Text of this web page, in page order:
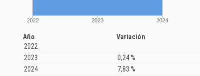
2022 2023 2024
Año
Variación
2022
2023
0,24 %
2024
7,83 %